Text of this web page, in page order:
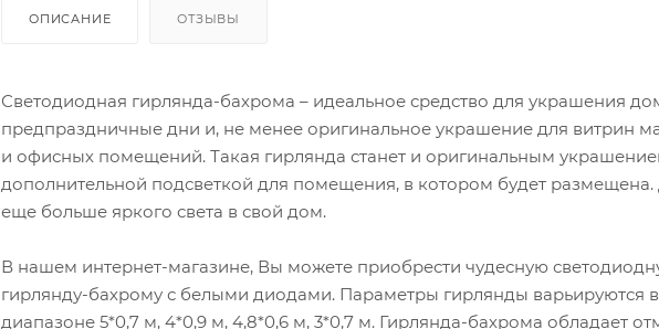
ОПИСАНИЕ ОТЗЫВЫ
Светодиодная гирлянда-бахрома – идеальное средство для украшения
предпраздничные дни и, не менее оригинальное украшение для витрин
и офисных помещений. Такая гирлянда станет и оригинальным
дополнительной подсветкой для помещения, в котором будет размещена.
еще больше яркого света в свой дом.
В нашем интернет-магазине, Вы можете приобрести чудесную
гирлянду-бахрому с белыми диодами. Параметры гирлянды варьируются в
диапазоне 5*0,7 м, 4*0,9 м, 4,8*0,6 м, 3*0,7 м. Гирлянда-бахрома обладает